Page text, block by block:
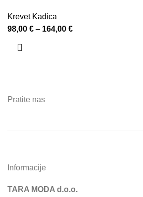
Krevet Kadica
98,00 € – 164,00 €
Pratite nas
Informacije
TARA MODA d.o.o.